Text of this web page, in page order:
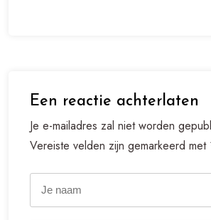
Een reactie achterlaten
Je e-mailadres zal niet worden
Vereiste velden zijn gemarkeerd met